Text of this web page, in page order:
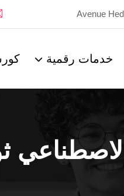
Avenue
خدمات رقمية